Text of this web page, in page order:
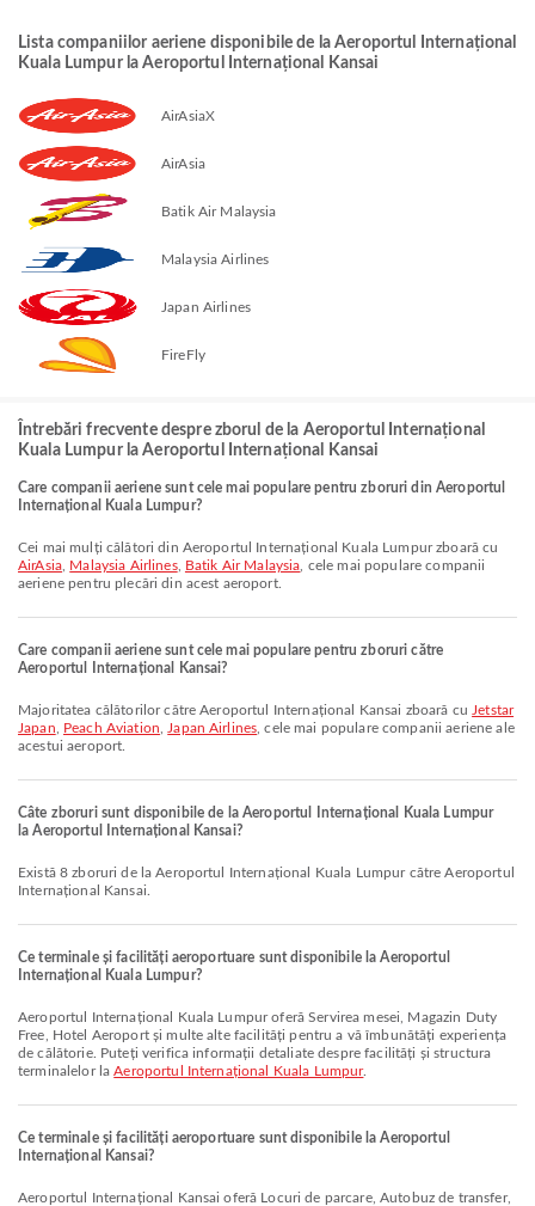
Lista companiilor aeriene disponibile de la Aeroportul Internațional
Kuala Lumpur la Aeroportul Internațional Kansai
AirAsiaX
AirAsia
Batik Air Malaysia
Malaysia Airlines
Japan Airlines
FireFly
Întrebări frecvente despre zborul de la Aeroportul Internațional
Kuala Lumpur la Aeroportul Internațional Kansai
Care companii aeriene sunt cele mai populare pentru zboruri din Aeroportul
Internațional Kuala Lumpur?
Cei mai mulți călători din Aeroportul Internațional Kuala Lumpur zboară cu
AirAsia, Malaysia Airlines, Batik Air Malaysia , cele mai populare companii
aeriene pentru plecări din acest aeroport.
Care companii aeriene sunt cele mai populare pentru zboruri către
Aeroportul Internațional Kansai?
Majoritatea călătorilor către Aeroportul Internațional Kansai zboară cu Jetstar
Japan
Peach Aviation Japan Airlines , cele mai populare companii aeriene ale
acestui aeroport.
Câte zboruri sunt disponibile de la Aeroportul Internațional Kuala Lumpur
la Aeroportul Internațional Kansai?
Există 8 zboruri de la Aeroportul Internațional Kuala Lumpur către Aeroportul
Internațional Kansai.
Ce terminale și facilități aeroportuare sunt disponibile la Aeroportul
Internațional Kuala Lumpur?
Aeroportul Internațional Kuala Lumpur oferă Servirea mesei, Magazin Duty
Free, Hotel Aeroport și multe alte facilități pentru a vă îmbunătăți experiența
de călătorie. Puteți verifica informații detaliate despre facilități și structura
terminalelor laAeroportul Internațional Kuala Lumpur.
Ce terminale și facilități aeroportuare sunt disponibile la Aeroportul
Internațional Kansai?
Aeroportul Internațional Kansai oferă Locuri de parcare, Autobuz de transfer,